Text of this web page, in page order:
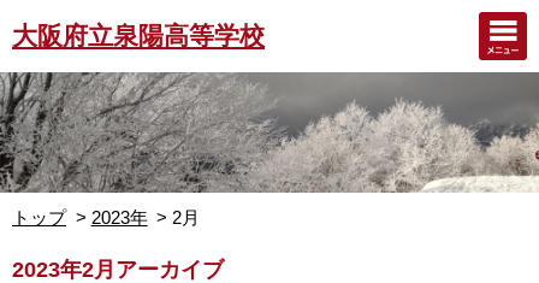
大阪府立泉陽高等学校
トップ 2023年 2月
2023年2月アーカイブ